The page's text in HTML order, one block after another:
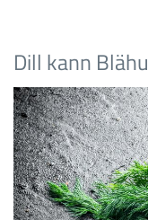
Dill kann